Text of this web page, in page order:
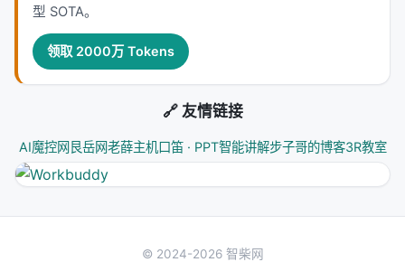
型 SOTA。
领取 2000万 Tokens
🔗 友情链接
AI魔控网 艮岳网老薛主机口笛 · PPT智能讲解步子哥的博客3R教室
© 2024-2026 智柴网